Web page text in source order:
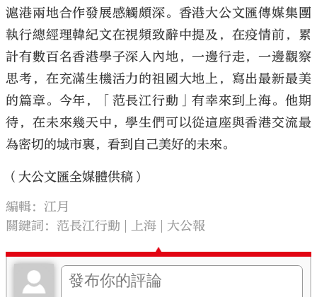
滬港兩地合作發展感觸頗深。香港大公文匯傳媒集團
執行總經理韓紀文在視頻致辭中提及，在疫情前，累
計有數百名香港學子深入內地，一邊行走，一邊觀察
思考，在充滿生機活力的祖國大地上，寫出最新最美
的篇章。今年，「范長江行動」有幸來到上海。他期
待，在未來幾天中，學生們可以從這座與香港交流最
為密切的城市裏，看到自己美好的未來。
（大公文匯全媒體供稿）
編輯：江月
關鍵詞： 范長江行動 上海 大公報